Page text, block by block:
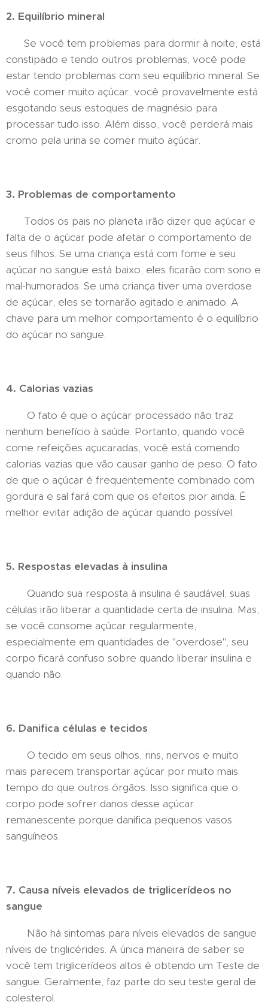
2. Equilíbrio mineral
Se você tem problemas para dormir à noite, está
constipado e tendo outros problemas, você pode
estar tendo problemas com seu equilíbrio mineral. Se
você comer muito açúcar, você provavelmente está
esgotando seus estoques de magnésio para
processar tudo isso. Além disso, você perderá mais
cromo pela urina se comer muito açúcar.
3. Problemas de comportamento
Todos os pais no planeta irão dizer que açúcar e
falta de o açúcar pode afetar o comportamento de
seus filhos. Se uma criança está com fome e seu
açúcar no sangue está baixo, eles ficarão com sono e
mal-humorados. Se uma criança tiver uma overdose
de açúcar, eles se tornarão agitado e animado. A
chave para um melhor comportamento é o equilíbrio
do açúcar no sangue.
4. Calorias vazias
O fato é que o açúcar processado não traz
nenhum benefício à saúde. Portanto, quando você
come refeições açucaradas, você está comendo
calorias vazias que vão causar ganho de peso. O fato
de que o açúcar é frequentemente combinado com
gordura e sal fará com que os efeitos pior ainda. É
melhor evitar adição de açúcar quando possível.
5. Respostas elevadas à insulina
Quando sua resposta à insulina é saudável, suas
células irão liberar a quantidade certa de insulina. Mas,
se você consome açúcar regularmente,
especialmente em quantidades de "overdose", seu
corpo ficará confuso sobre quando liberar insulina e
quando não.
6. Danifica células e tecidos
O tecido em seus olhos, rins, nervos e muito
mais parecem transportar açúcar por muito mais
tempo do que outros órgãos. Isso significa que o
corpo pode sofrer danos desse açúcar
remanescente porque danifica pequenos vasos
sanguíneos.
7. Causa níveis elevados de triglicerídeos no
sangue
Não há sintomas para níveis elevados de sangue
níveis de triglicérides. A única maneira de saber se
você tem triglicerídeos altos é obtendo um Teste de
sangue. Geralmente, faz parte do seu teste geral de
colesterol.